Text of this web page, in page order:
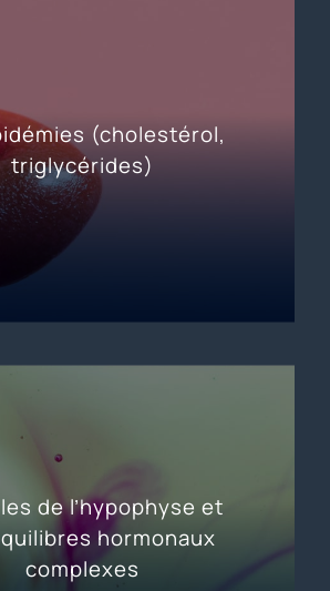
(cholestérol,
triglycérides)
de l’hypophyse et
hormonaux
complexes